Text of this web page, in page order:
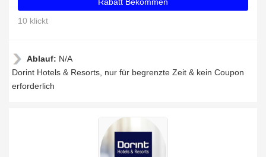
10 klickt
Ablauf: N/A
Dorint Hotels & Resorts, nur für begrenzte Zeit & kein Coupon
erforderlich